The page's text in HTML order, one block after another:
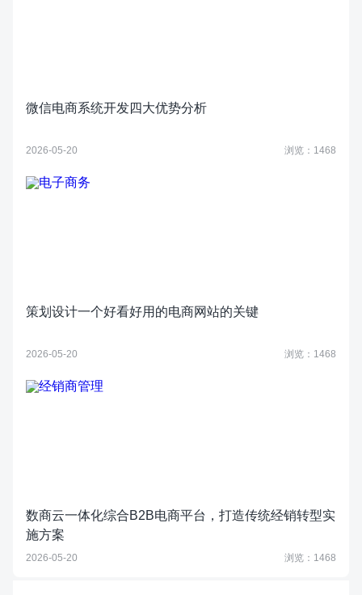
微信电商系统开发四大优势分析
2026-05-20 浏览：1468
策划设计一个好看好用的电商网站的关键
2026-05-20 浏览：1468
数商云一体化综合B2B电商平台，打造传统经销转型实
施方案
2026-05-20 浏览：1468